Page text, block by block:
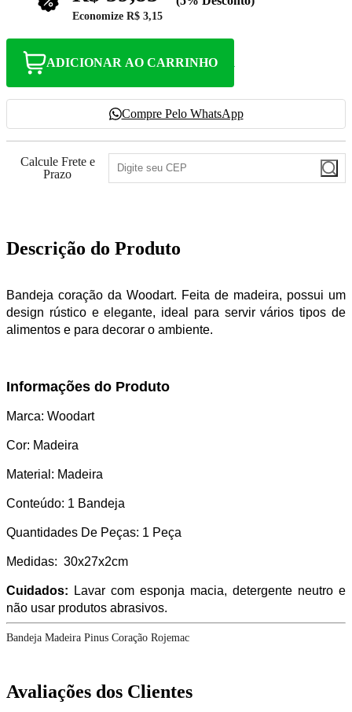
Economize R$ 3,15
ADICIONAR AO CARRINHO
Compre Pelo WhatsApp
Calcule Frete e
Prazo
Descrição do Produto
Bandeja coração da Woodart. Feita de madeira, possui um
design rústico e elegante, ideal para servir vários tipos de
alimentos e para decorar o ambiente.
Informações do Produto
Marca: Woodart
Cor: Madeira
Material: Madeira
Conteúdo: 1 Bandeja
Quantidades De Peças: 1 Peça
Medidas: 30x27x2cm
Cuidados: Lavar com esponja macia, detergente neutro e
não usar produtos abrasivos.
Bandeja Madeira Pinus Coração Rojemac
Avaliações dos Clientes